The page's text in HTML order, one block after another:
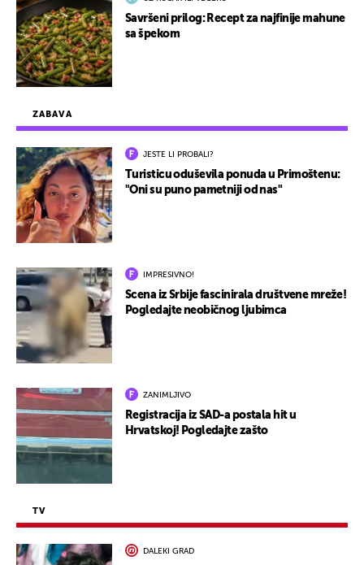
ZABAVA
JESTE LI PROBALI?
Turisticu oduševila ponuda u Primoštenu:
"Oni su puno pametniji od nas"
IMPRESIVNO!
Scena iz Srbije fascinirala društvene mreže!
Pogledajte neobičnog ljubimca
ZANIMLJIVO
Registracija iz SAD-a postala hit u
Hrvatskoj! Pogledajte zašto
TV
DALEKI GRAD
Savršeni prilog: Recept za najfinije mahune
sa špekom